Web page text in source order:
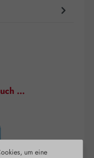
…
um eine